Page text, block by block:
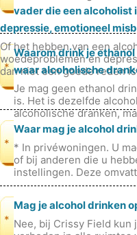
:Emotioneel misbrui
vader die een alcoholist
depressie, emotioneel
Of het hebben van een
woedeproblemen en
dan niet een goede reden
complexe vraag die van een
*
Waarom drink je
waar alcoholische
Je mag geen ethanol
is. Het is dezelfde
alcoholische dranken,
gedenatureerd, wat
*
Waar mag je alcohol
* In privéwoningen. U
of bij anderen die u
instellingen. Deze
in deze
*
Mag je alcohol drinken
Nee, bij Crissy Field kun